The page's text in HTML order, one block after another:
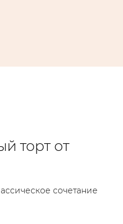
торт от
сочетание